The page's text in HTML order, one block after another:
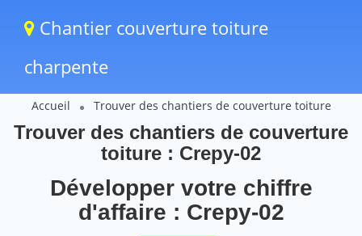
Chantier couverture toiture
charpente
Accueil Trouver des chantiers de couverture toiture
Trouver des chantiers de couverture
toiture : Crepy-02
Développer votre chiffre
d'affaire : Crepy-02